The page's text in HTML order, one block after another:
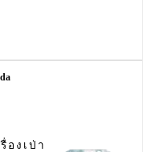
องเป่า